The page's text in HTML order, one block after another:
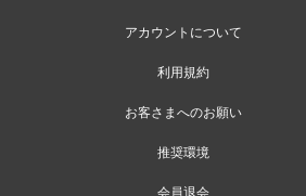
アカウントについて
利用規約
お客さまへのお願い
推奨環境
会員退会